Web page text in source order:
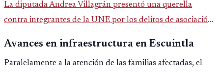
La diputada Andrea Villagrán presentó una querella
contra integrantes de la UNE por los delitos de asociación
Avances en infraestructura en Escuintla
Paralelamente a la atención de las familias afectadas, el